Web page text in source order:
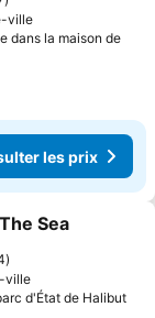
ville
dans la maison de
les prix
favoris
Sea
ville
d'État de Halibut